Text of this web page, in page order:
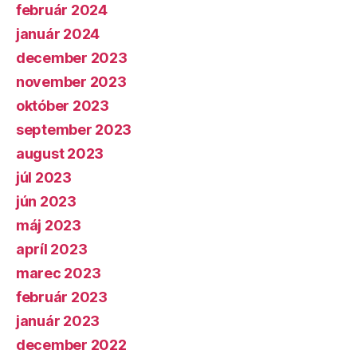
február 2024
január 2024
december 2023
november 2023
október 2023
september 2023
august 2023
júl 2023
jún 2023
máj 2023
apríl 2023
marec 2023
február 2023
január 2023
december 2022